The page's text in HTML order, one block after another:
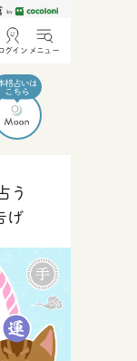
グイン メニュー
う
げ